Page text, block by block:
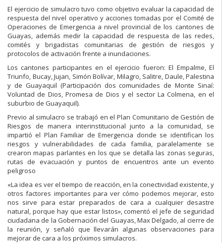
El ejercicio de simulacro tuvo como objetivo evaluar la capacidad de
respuesta del nivel operativo y acciones tomadas por el Comité de
Operaciones de Emergencia a nivel provincial de los cantones de
Guayas, además medir la capacidad de respuesta de las redes,
comités y brigadistas comunitarias de gestión de riesgos y
protocolos de activación frente a inundaciones.
Los cantones participantes en el ejercicio fueron: El Empalme, El
Triunfo, Bucay, Jujan, Simón Bolívar, Milagro, Salitre, Daule, Palestina
y de Guayaquil (Participación dos comunidades de Monte Sinaí:
Voluntad de Dios, Promesa de Dios y el sector La Colmena, en el
suburbio de Guayaquil).
Previo al simulacro se trabajó en el Plan Comunitario de Gestión de
Riesgos de manera interinstitucional junto a la comunidad, se
impartió el Plan Familiar de Emergencia donde se identifican los
riesgos y vulnerabilidades de cada familia, paralelamente se
crearon mapas parlantes en los que se detalla las zonas seguras,
rutas de evacuación y puntos de encuentros ante un evento
peligroso
«La idea es ver el tiempo de reacción, en la conectividad existente, y
otros factores importantes para ver cómo podemos mejorar, esto
nos sirve para estar preparados de cara a cualquier desastre
natural, porque hay que estar listos», comentó el jefe de seguridad
ciudadana de la Gobernación del Guayas, Max Delgado, al cierre de
la reunión, y señaló que llevarán algunas observaciones para
mejorar de cara a los próximos simulacros.